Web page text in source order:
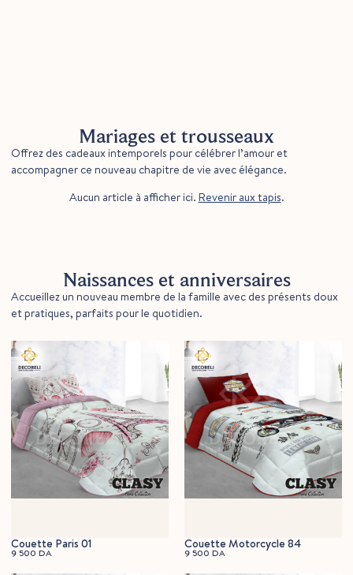
Mariages et trousseaux
Offrez des cadeaux intemporels pour célébrer l’amour et
accompagner ce nouveau chapitre de vie avec élégance.
Aucun article à afficher ici. Revenir aux tapis.
Naissances et anniversaires
Accueillez un nouveau membre de la famille avec des présents doux
et pratiques, parfaits pour le quotidien.
Couette Paris 01
9 500DA
Couette Motorcycle 84
9 500 DA